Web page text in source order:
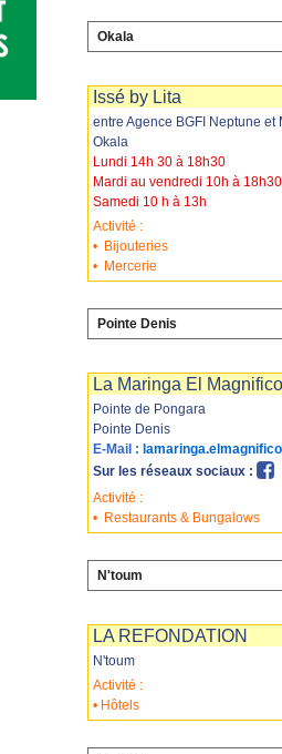
Okala
Issé by Lita
entre Agence BGFI Neptune et
Okala
Lundi 14h 30 à 18h30
Mardi au vendredi 10h à 18h30
Samedi 10 h à 13h
Activité :
• Bijouteries
• Mercerie
Pointe Denis
La Maringa El Magnifico
Pointe de Pongara
Pointe Denis
E-Mail :
Sur les réseaux sociaux :
Activité :
• Restaurants & Bungalows
N'toum
LA REFONDATION
N'toum
Activité :
• Hôtels